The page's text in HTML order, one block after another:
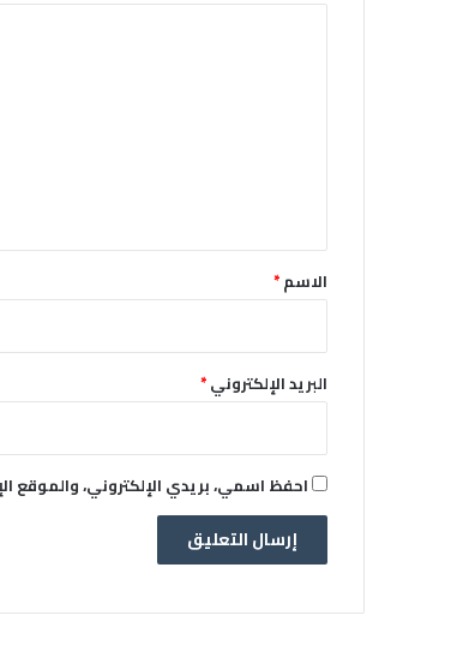
*الاسم*
البريد الإلكتروني*
احفظ اسمي، بريدي الإلكتروني، والموقع